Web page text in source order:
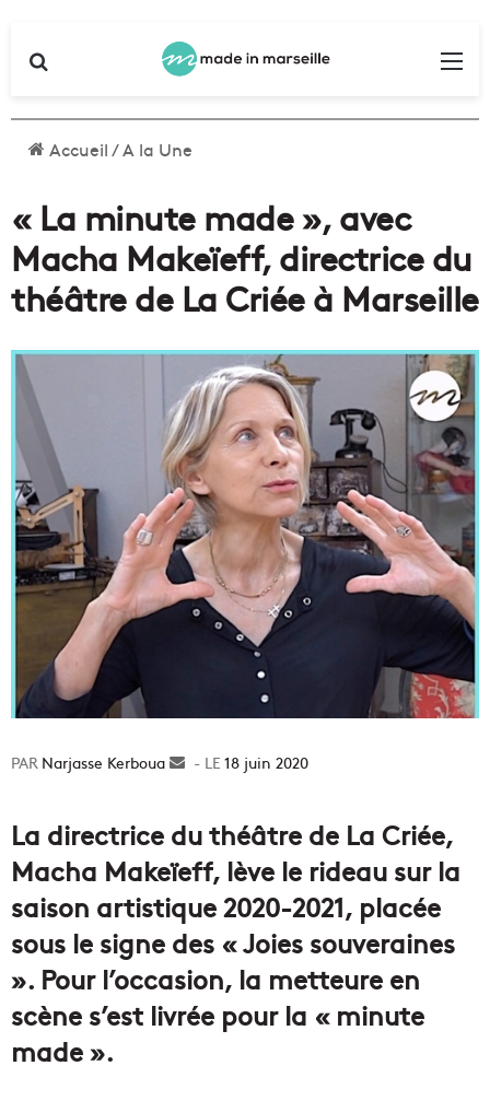
Accueil/A la Une
« La minute made », avec
Macha Makeïeff, directrice du
théâtre de La Criée à Marseille
Narjasse Kerboua
Envoyer18 juin 2020
La directrice du théâtre de La Criée,
Macha Makeïeff, lève le rideau sur la
saison artistique 2020-2021, placée
sous le signe des « Joies souveraines
». Pour l’occasion, la metteure en
scène s’est livrée pour la « minute
made ».